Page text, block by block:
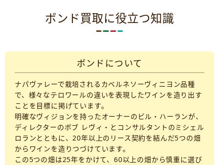
ボンド買取に役立つ知識
ボンドについて
ナパヴァレーで栽培されるカベルネソーヴィニヨン品種
で、様々なテロワールの違いを表現したワインを造り出す
ことを目標に掲げています。
明確なヴィジョンを持ったオーナーのビル・ハーランが、
ディレクターのボブ レヴィ・とコンサルタントのミシェル
ロランとともに、20年以上のリース契約を結んだ5つの畑
からワインを造りつづけています。
この5つの畑は25年をかけて、60以上の畑から慎重に選び